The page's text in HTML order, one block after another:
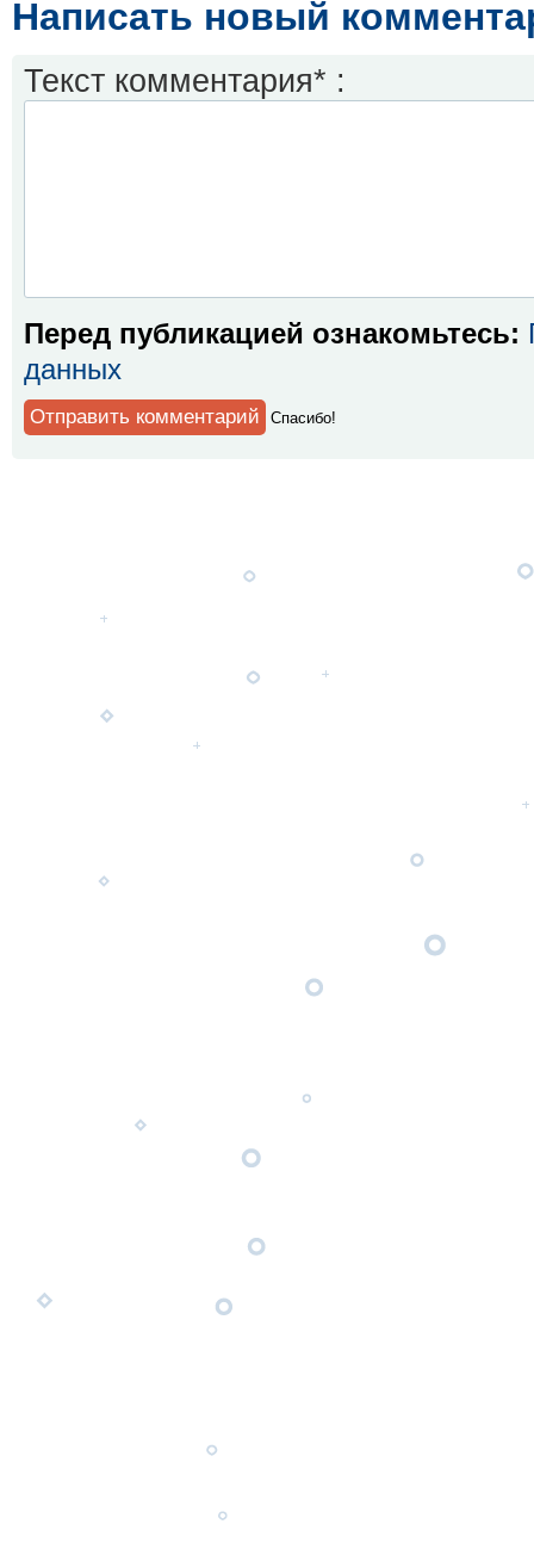
Написать новый
Текст комментария* :
Перед публикацией ознакомьтесь:
данных
Спaсибо!